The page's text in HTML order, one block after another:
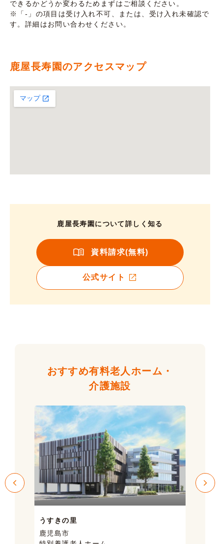
できるかどうか変わるためまずはご相談ください。
※「-」の項目は受け入れ不可、または、受け入れ未確認で
す。詳細はお問い合わせください。
鹿屋長寿園のアクセスマップ
鹿屋長寿園について詳しく知る
資料請求(無料)
公式サイト
おすすめ有料老人ホーム・
介護施設
うすきの里
鹿児島市